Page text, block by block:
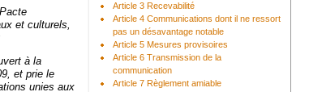
Article 3 Recevabilité
Article 4 Communications dont il ne ressort
pas un désavantage notable
Article 5 Mesures provisoires
Article 6 Transmission de la
communication
Article 7 Règlement amiable
et culturels,
à la
et prie le
unies aux